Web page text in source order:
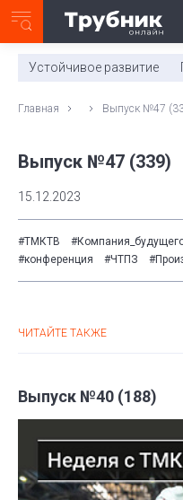
0:00/ 11:03
Устойчивое развитие
Главная Выпуск №47
Выпуск №47 (339)
15.12.2023
#ТМКТВ
#конференция
#ЧТПЗ
ЧИТАЙТЕ ТАКЖЕ
Выпуск №40 (188)